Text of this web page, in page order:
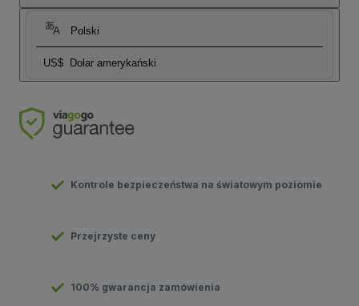
Polski
US$ Dolar amerykański
Kontrole bezpieczeństwa na światowym poziomie
Przejrzyste ceny
100% gwarancja zamówienia